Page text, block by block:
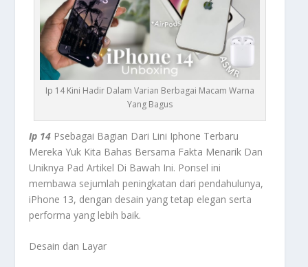
Ip 14 Kini Hadir Dalam Varian Berbagai Macam Warna
Yang Bagus
Ip 14 Psebagai Bagian Dari Lini Iphone Terbaru
Mereka Yuk Kita Bahas Bersama Fakta Menarik Dan
Uniknya Pad Artikel Di Bawah Ini. Ponsel ini
membawa sejumlah peningkatan dari pendahulunya,
iPhone 13, dengan desain yang tetap elegan serta
performa yang lebih baik.
Desain dan Layar